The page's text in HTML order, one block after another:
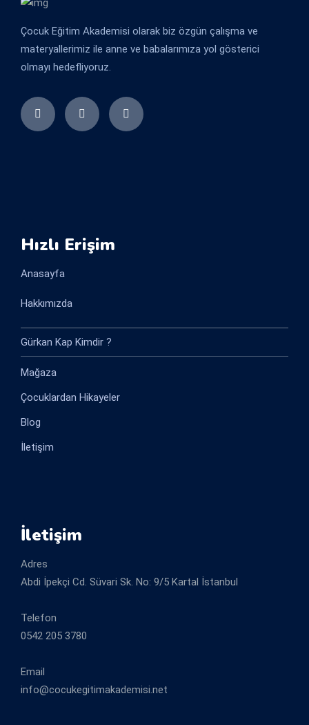
Çocuk Eğitim Akademisi olarak biz özgün çalışma ve
materyallerimiz ile anne ve babalarımıza yol gösterici
olmayı hedefliyoruz.
Hızlı Erişim
Anasayfa
Hakkımızda
Gürkan Kap Kimdir ?
Mağaza
Çocuklardan Hikayeler
Blog
İletişim
İletişim
Adres
Abdi İpekçi Cd. Süvari Sk. No: 9/5 Kartal İstanbul
Telefon
0542 205 3780
Email
info@cocukegitimakademisi.net